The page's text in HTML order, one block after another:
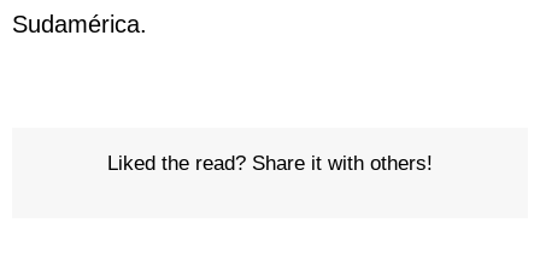
Sudamérica.
Liked the read? Share it with others!